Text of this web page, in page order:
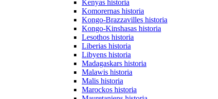
Kenyas historia
Komorernas historia
Kongo-Brazzavilles historia
Kongo-Kinshasas historia
Lesothos historia
Liberias historia
Libyens historia
Madagaskars historia
Malawis historia
Malis historia
Marockos historia